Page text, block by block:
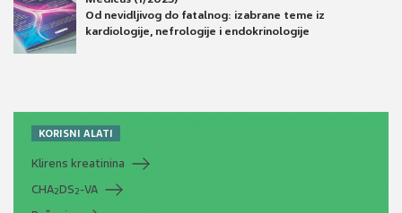
Od nevidljivog do fatalnog: izabrane teme iz
kardiologije, nefrologije i endokrinologije
KORISNI ALATI
Klirens kreatinina
CHA2DS2-VA